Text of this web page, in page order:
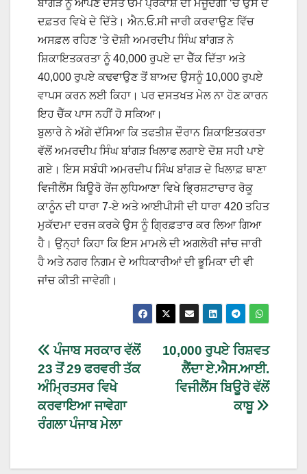
ਬਾਂਗੜ ਨੂੰ ਆਪਣੇ ਦੋਸਤ ਓਮ ਪ੍ਰਕਾਸ਼ ਦੀ ਮੌਜੂਦਗੀ ‘ਚ ਉਸ ਦੇ
ਦਫ਼ਤਰ ਵਿਖੇ ਦੇ ਦਿੱਤੇ। ਐਨ.ਓ.ਸੀ ਜਾਰੀ ਕਰਵਾਉਣ ਵਿੱਚ
ਅਸਫ਼ਲ ਰਹਿਣ ‘ਤੇ ਦੋਸ਼ੀ ਅਮਰਦੀਪ ਸਿੰਘ ਬਾਂਗੜ ਨੇ
ਸ਼ਿਕਾਇਤਕਰਤਾ ਨੂੰ 40,000 ਰੁਪਏ ਦਾ ਚੈੱਕ ਦਿੱਤਾ ਅਤੇ
40,000 ਰੁਪਏ ਕਢਵਾਉਣ ਤੋਂ ਬਾਅਦ ਉਸਨੂੰ 10,000 ਰੁਪਏ
ਵਾਪਸ ਕਰਨ ਲਈ ਕਿਹਾ। ਪਰ ਦਸਤਖਤ ਮੇਲ ਨਾ ਹੋਣ ਕਾਰਨ
ਇਹ ਚੈੱਕ ਪਾਸ ਨਹੀਂ ਹੋ ਸਕਿਆ।
ਬੁਲਾਰੇ ਨੇ ਅੱਗੇ ਦੱਸਿਆ ਕਿ ਤਫਤੀਸ਼ ਦੌਰਾਨ ਸ਼ਿਕਾਇਤਕਰਤਾ
ਵੱਲੋਂ ਅਮਰਦੀਪ ਸਿੰਘ ਬਾਂਗੜ ਖਿਲਾਫ ਲਗਾਏ ਦੋਸ਼ ਸਹੀ ਪਾਏ
ਗਏ। ਇਸ ਸਬੰਧੀ ਅਮਰਦੀਪ ਸਿੰਘ ਬਾਂਗੜ ਦੇ ਖਿਲਾਫ਼ ਥਾਣਾ
ਵਿਜੀਲੈਂਸ ਬਿਊਰੋ ਰੇਂਜ ਲੁਧਿਆਣਾ ਵਿਖੇ ਭ੍ਰਿਸ਼ਟਾਚਾਰ ਰੋਕੂ
ਕਾਨੂੰਨ ਦੀ ਧਾਰਾ 7-ਏ ਅਤੇ ਆਈਪੀਸੀ ਦੀ ਧਾਰਾ 420 ਤਹਿਤ
ਮੁਕੱਦਮਾ ਦਰਜ ਕਰਕੇ ਉਸ ਨੂੰ ਗ੍ਰਿਫ਼ਤਾਰ ਕਰ ਲਿਆ ਗਿਆ
ਹੈ। ਉਨ੍ਹਾਂ ਕਿਹਾ ਕਿ ਇਸ ਮਾਮਲੇ ਦੀ ਅਗਲੇਰੀ ਜਾਂਚ ਜਾਰੀ
ਹੈ ਅਤੇ ਨਗਰ ਨਿਗਮ ਦੇ ਅਧਿਕਾਰੀਆਂ ਦੀ ਭੂਮਿਕਾ ਦੀ ਵੀ
ਜਾਂਚ ਕੀਤੀ ਜਾਵੇਗੀ।
10,000 ਰੁਪਏ ਰਿਸ਼ਵਤ
ਲੈਂਦਾ ਏ.ਐਸ.ਆਈ.
ਵਿਜੀਲੈਂਸ ਬਿਊਰੋ ਵੱਲੋਂ
ਕਾਬੂ
ਪੰਜਾਬ ਸਰਕਾਰ ਵੱਲੋਂ
23 ਤੋਂ 29 ਫਰਵਰੀ ਤੱਕ
ਅੰਮ੍ਰਿਤਸਰ ਵਿਖੇ
ਕਰਵਾਇਆ ਜਾਵੇਗਾ
ਰੰਗਲਾ ਪੰਜਾਬ ਮੇਲਾ